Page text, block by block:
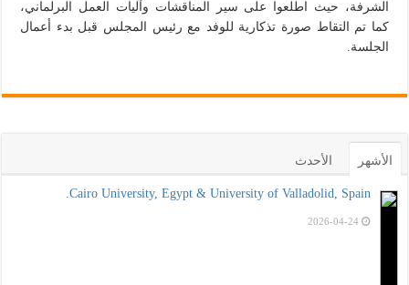
الشرفة، حيث اطلعوا على سير المناقشات وآليات العمل البرلماني،
كما تم التقاط صورة تذكارية للوفد مع رئيس المجلس قبل بدء أعمال
الجلسة.
الأشهر الأحدث
Cairo University, Egypt & University of Valladolid, Spain.
2026-04-24